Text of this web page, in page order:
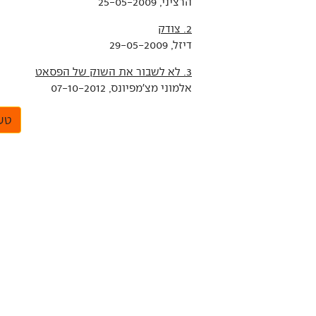
2. צודק
דיזל, 29-05-2009
3. לא לשבור את השוק של הפסאט
אלמוני מצ'מפיונס, 07-10-2012